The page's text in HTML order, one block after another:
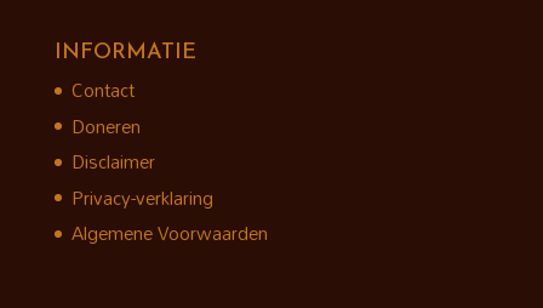
INFORMATIE
Contact
Doneren
Disclaimer
Privacy-verklaring
Algemene Voorwaarden